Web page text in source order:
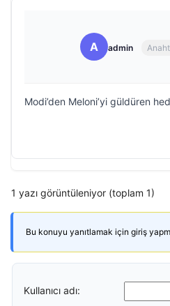
A admin
Modi’den Meloni’yi güldüren
1 yazı görüntüleniyor (toplam 1)
Bu konuyu yanıtlamak için giriş
Kullanıcı adı: